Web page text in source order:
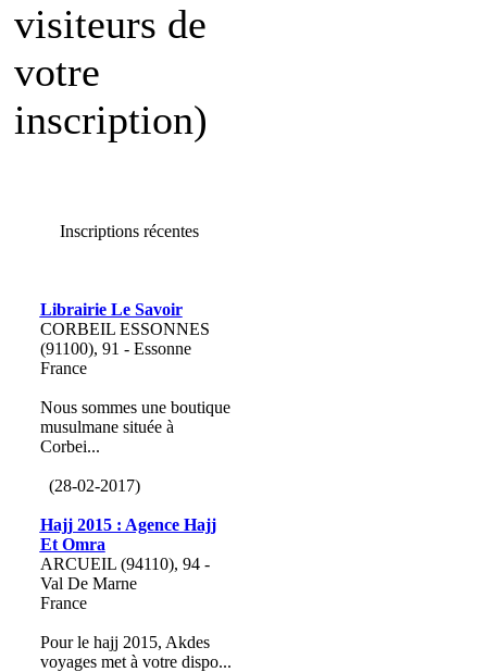
visiteurs de
votre
inscription)
Inscriptions récentes
Librairie Le Savoir
CORBEIL ESSONNES
(91100), 91 - Essonne
France
Nous sommes une boutique
musulmane située à
Corbei...
(28-02-2017)
Hajj 2015 : Agence Hajj
Et Omra
ARCUEIL (94110), 94 -
Val De Marne
France
Pour le hajj 2015, Akdes
voyages met à votre dispo...